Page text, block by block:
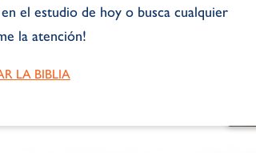
en el estudio de hoy o busca cualquier
la atención!
LA BIBLIA